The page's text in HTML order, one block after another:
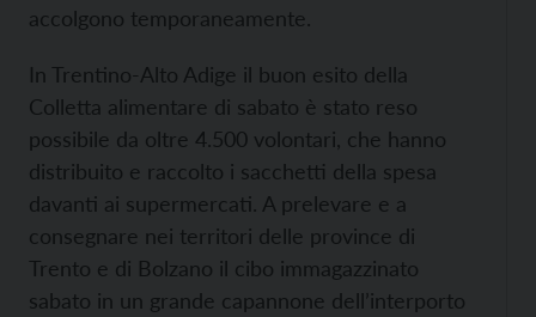
accolgono temporaneamente.
In Trentino-Alto Adige il buon esito della
Colletta alimentare di sabato è stato reso
possibile da oltre 4.500 volontari, che hanno
distribuito e raccolto i sacchetti della spesa
davanti ai supermercati. A prelevare e a
consegnare nei territori delle province di
Trento e di Bolzano il cibo immagazzinato
sabato in un grande capannone dell’interporto